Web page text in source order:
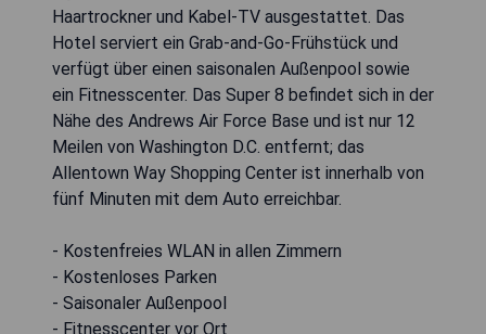
Haartrockner und Kabel-TV ausgestattet. Das
Hotel serviert ein Grab-and-Go-Frühstück und
verfügt über einen saisonalen Außenpool sowie
ein Fitnesscenter. Das Super 8 befindet sich in der
Nähe des Andrews Air Force Base und ist nur 12
Meilen von Washington D.C. entfernt; das
Allentown Way Shopping Center ist innerhalb von
fünf Minuten mit dem Auto erreichbar.
- Kostenfreies WLAN in allen Zimmern
- Kostenloses Parken
- Saisonaler Außenpool
- Fitnesscenter vor Ort